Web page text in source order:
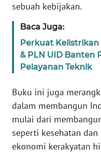
sebuah kebijakan.
Baca Juga:
Perkuat Kelistrikan
& PLN UID Banten
Pelayanan Teknik
Buku ini juga
dalam membangun
mulai dari
seperti kesehatan
ekonomi kerakyatan
RIAU
WN
SERAMBI
WN
JAMBI
WN
SULTRA